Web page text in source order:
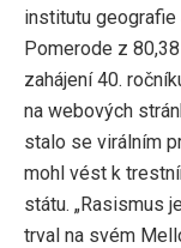
institutu
Pomerode z
zahájení 40.
na webových
stalo se virálním
mohl vést k
státu. „Rasismus
trval na svém